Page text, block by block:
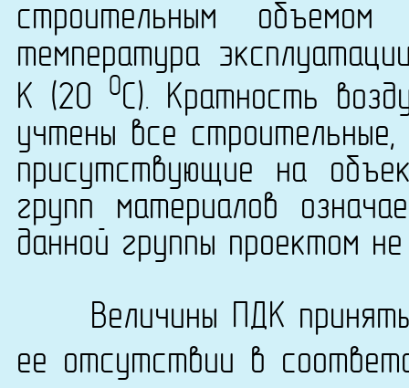
строительным
температура
K (20
0C). Кратность
учтены все
присутствующие на
групп материалов
данной группы проектом
Величины ПДК
ее отсутствии в